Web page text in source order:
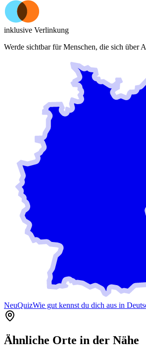
inklusive Verlinkung
Werde sichtbar für Menschen, die sich über
NeuQuizWie gut kennst du dich aus in
Ähnliche Orte in der Nähe